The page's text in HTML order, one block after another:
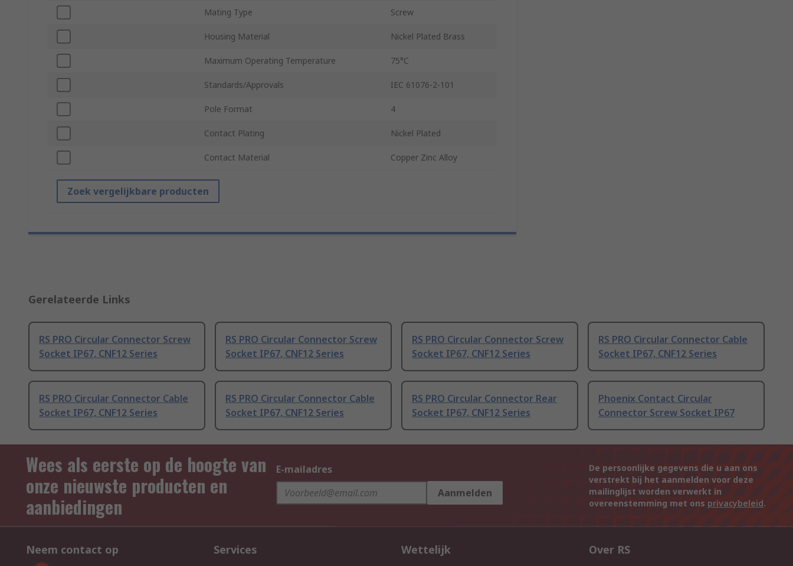
Mating Type Screw
Housing Material Nickel Plated Brass
Maximum Operating Temperature 75°C
Standards/Approvals IEC 61076-2-101
Pole Format 4
Contact Plating Nickel Plated
Contact Material Copper Zinc Alloy
Zoek vergelijkbare producten
Gerelateerde Links
RS PRO Circular Connector Screw
Socket IP67, CNF12 Series
RS PRO Circular Connector Screw
Socket IP67, CNF12 Series
RS PRO Circular Connector Screw
Socket IP67, CNF12 Series
RS PRO Circular Connector Cable
Socket IP67, CNF12 Series
RS PRO Circular Connector Cable
Socket IP67, CNF12 Series
RS PRO Circular Connector Cable
Socket IP67, CNF12 Series
RS PRO Circular Connector Rear
Socket IP67, CNF12 Series
Phoenix Contact Circular
Connector Screw Socket IP67
Wees als eerste op de hoogte van
onze nieuwste producten en
aanbiedingen
E-mailadres
Aanmelden
De persoonlijke gegevens die u aan ons
verstrekt bij het aanmelden voor deze
mailinglijst worden verwerkt in
overeenstemming met ons privacybeleid.
Neem contact op Services Wettelijk Over RS